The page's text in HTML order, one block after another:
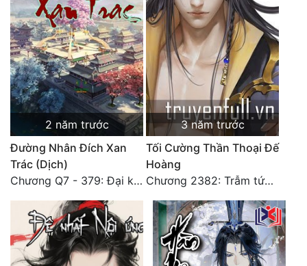
Đẹp
Đẹp Hiệp
Tính Cách Nhân Vật :
Cơ Trí
Sát Phạt Quyết Đoán
Vô Sỉ
Điềm Đạm
2 năm trước
Đường Nhân Đích Xan
Trác (Dịch)
Chương Q7 - 379: Đại kết cục: Về nhà là phải vui vẻ. (2)
3 năm trước
Tối Cường Thần Thoại Đế
Hoàng
Chương 2382: Trẫm tức hết thảy (*Đại Kết Cục) (2)